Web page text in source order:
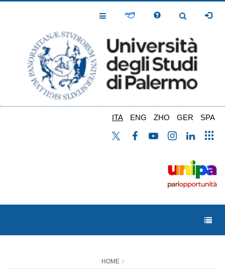
Toggle
Toggle
ITA ENG ZHO GER SPA
HOME